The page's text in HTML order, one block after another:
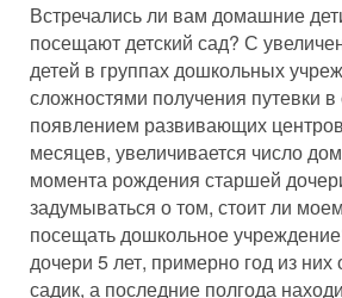
Встречались ли вам домашние
посещают детский сад? С
детей в группах дошкольных
сложностями получения путевки в
появлением развивающих
месяцев, увеличивается число
момента рождения старшей
задумываться о том, стоит ли
посещать дошкольное
дочери 5 лет, примерно год из них
садик, а последние полгода